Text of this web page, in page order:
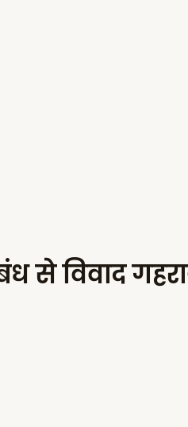
से विवाद